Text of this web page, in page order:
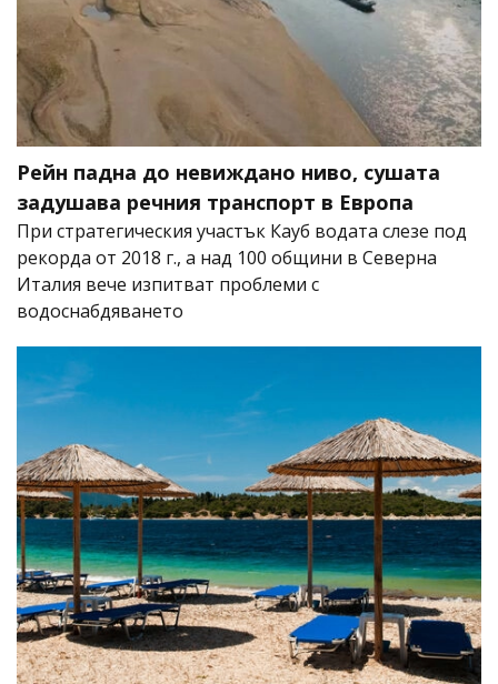
Рейн падна до невиждано ниво, сушата
задушава речния транспорт в Европа
При стратегическия участък Кауб водата слезе под
рекорда от 2018 г., а над 100 общини в Северна
Италия вече изпитват проблеми с
водоснабдяването